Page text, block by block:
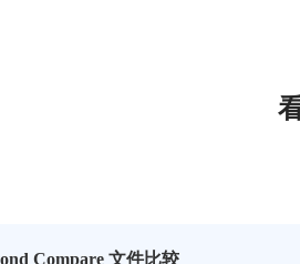
Compare 文件比较